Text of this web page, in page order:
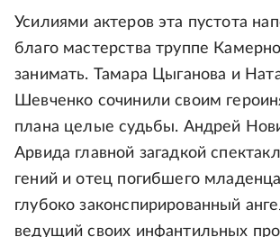
Усилиями актеров эта пустота
благо мастерства труппе
занимать. Тамара Цыганова и
Шевченко сочинили своим
плана целые судьбы. Андрей
Арвида главной загадкой
гений и отец погибшего
глубоко законспирированный
ведущий своих инфантильных